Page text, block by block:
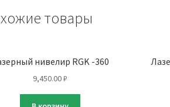
товары
нивелир RGK -360
9,450.00₽